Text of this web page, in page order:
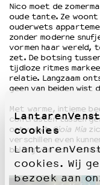
cookies
cookies. Wij
bezoek aan
Nico moet de
oude tante. Ze
ouderwets
zonder moderne
vormen haar wereld,
zet. De botsing
tijdloze ritmes
relatie. Langzaam
geen van beiden wist
Met warme, intieme
contrasten tussen
ontvouwtGioia Mia
verschillen even
belang van echt